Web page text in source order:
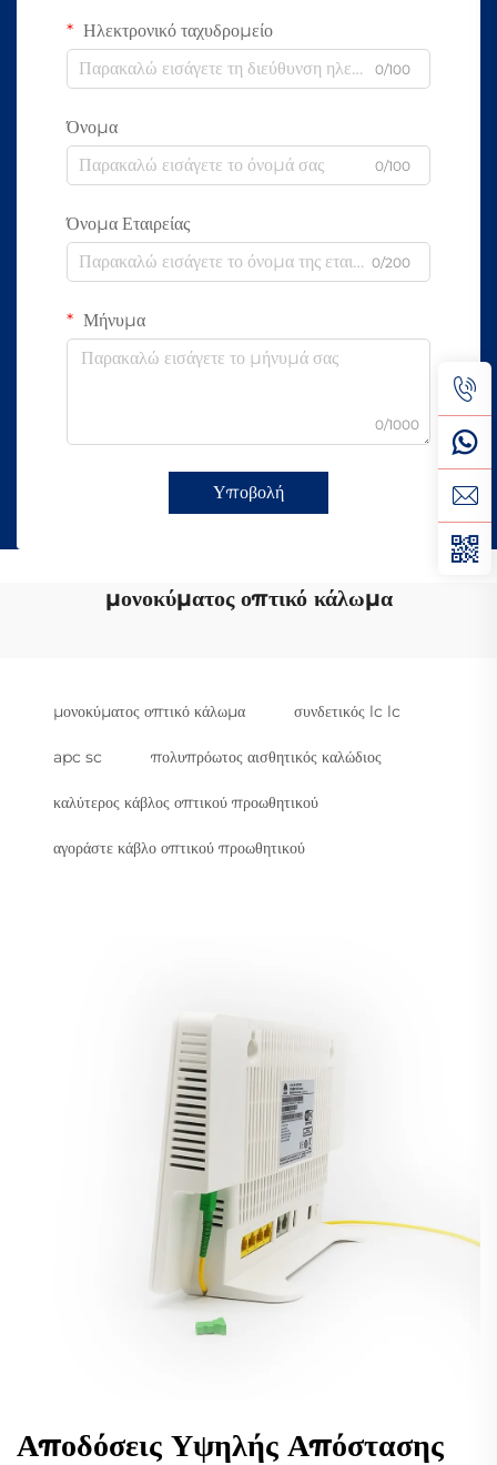
Ηλεκτρονικό ταχυδρομείο
0/100
Όνομα
0/100
Όνομα Εταιρείας
0/200
Μήνυμα
0/1000
Υποβολή
μονοκύματος οπτικό κάλωμα
μονοκύματος οπτικό κάλωμα συνδετικός lc lc
apc sc πολυπρόωτος αισθητικός καλώδιος
καλύτερος κάβλος οπτικού προωθητικού
αγοράστε κάβλο οπτικού προωθητικού
Αποδόσεις Υψηλής Απόστασης